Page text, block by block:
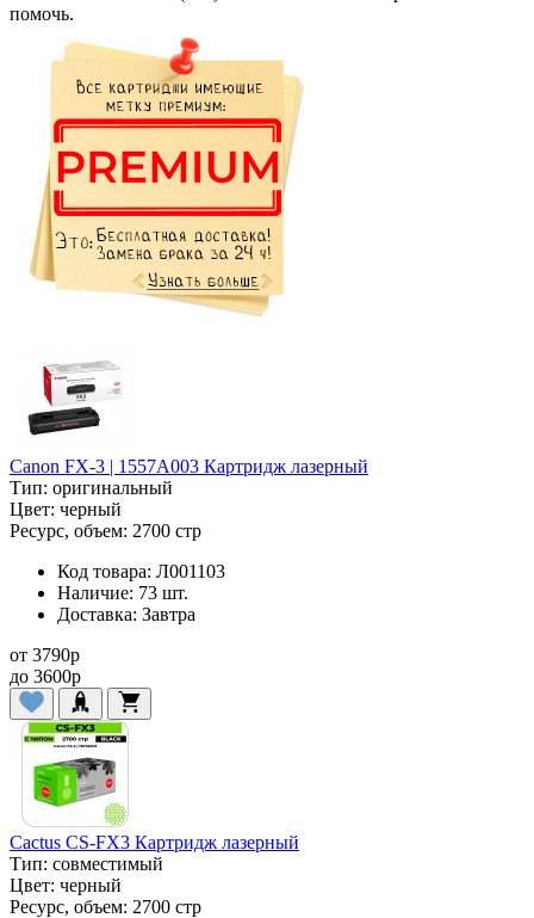
помочь.
Canon FX-3 | 1557A003 Картридж лазерный
Тип: оригинальный
Цвет: черный
Ресурс, объем: 2700 стр
Код товара: Л001103
Наличие: 73 шт.
Доставка: Завтра
от 3790p
до 3600p
Cactus CS-FX3 Картридж лазерный
Тип: совместимый
Цвет: черный
Ресурс, объем: 2700 стр